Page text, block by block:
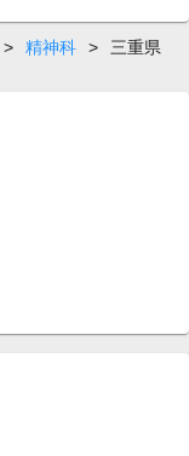
> 精神科 > 三重県